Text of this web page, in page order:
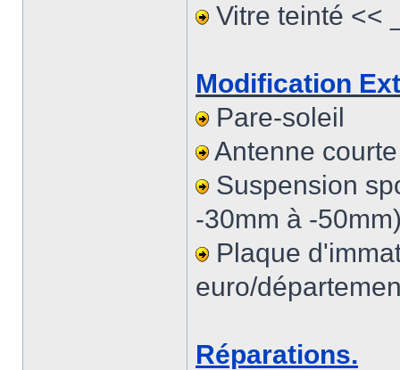
Vitre teinté <<
Modification
Pare-soleil
Antenne
Suspension
-30mm à -
Plaque
euro/
Réparations.